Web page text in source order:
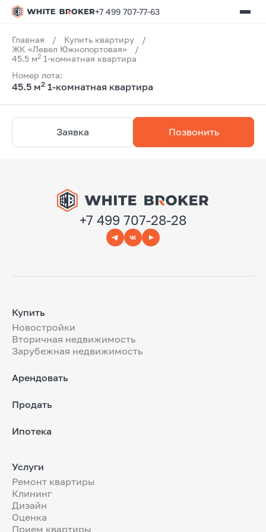
+7 499 707-77-63
Главная / Купить квартиру
/
ЖК «Левел Южнопортовая»
/
45.5 м2 1-комнатная квартира
Номер лота:
45.5 м2 1-комнатная квартира
Заявка Позвонить
+7 499 707-28-28
Купить
Новостройки
Вторичная недвижимость
Зарубежная недвижимость
Арендовать
Продать
Ипотека
Услуги
Ремонт квартиры
Клининг
Дизайн
Оценка
Прием квартиры